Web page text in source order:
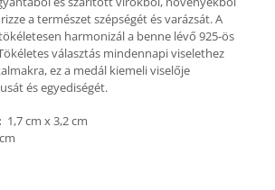
a természet szépségét és varázsát. A
harmonizál a benne lévő 925-ös
választás mindennapi viselethez
ez a medál kiemeli viselője
és egyediségét.
1,7 cm x 3,2 cm